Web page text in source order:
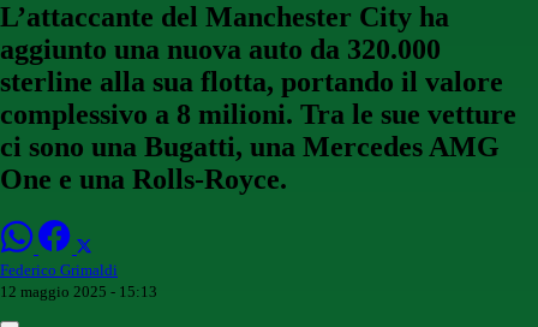
L’attaccante del Manchester City ha
aggiunto una nuova auto da 320.000
sterline alla sua flotta, portando il valore
complessivo a 8 milioni. Tra le sue vetture
ci sono una Bugatti, una Mercedes AMG
One e una Rolls-Royce.
Federico Grimaldi
12 maggio 2025 - 15:13